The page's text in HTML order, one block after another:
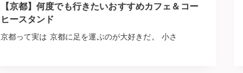
【京都】何度でも行きたいおすすめカフェ＆コー
ヒースタンド
京都って実は 京都に足を運ぶのが大好きだ。 小さ